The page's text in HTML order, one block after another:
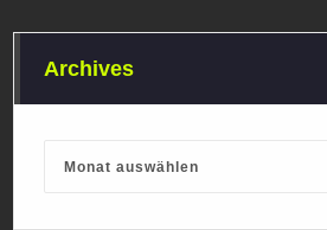
Archives